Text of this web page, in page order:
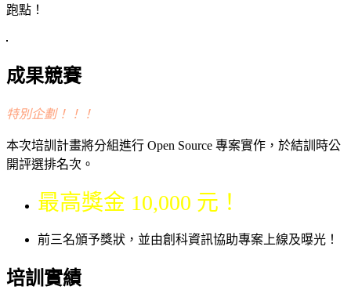
跑點！
成果競賽
特別企劃！！！
本次培訓計畫將分組進行 Open Source 專案實作，於結訓時公
開評選排名次。
最高獎金 10,000 元！
前三名頒予獎狀，並由創科資訊協助專案上線及曝光！
培訓實績